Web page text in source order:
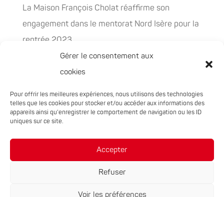
Gérer le consentement aux
cookies
Pour offrir les meilleures expériences, nous utilisons des technologies
telles que les cookies pour stocker et/ou accéder aux informations des
appareils ainsi qu'enregistrer le comportement de navigation ou les ID
uniques sur ce site.
Accepter
Refuser
Voir les préférences
La Maison François Cholat réaffirme son
engagement dans le mentorat Nord Isère pour la
rentrée 2023
La Maison François Cholat accueil et participe à
la préservation des espaces naturels sensibles
PEPITES, la nouvelle filière chanvre en
Auvergne-Rhône-Alpes